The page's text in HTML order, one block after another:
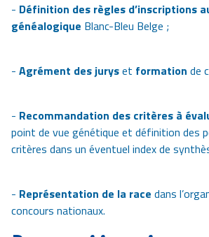
- Définition des règles d’inscriptions
généalogique Blanc-Bleu Belge ;
- Agrément des juryset formation de
- Recommandation des critères à
point de vue génétique et définition des
critères dans un éventuel index de
- Représentation de la race dans
concours nationaux.